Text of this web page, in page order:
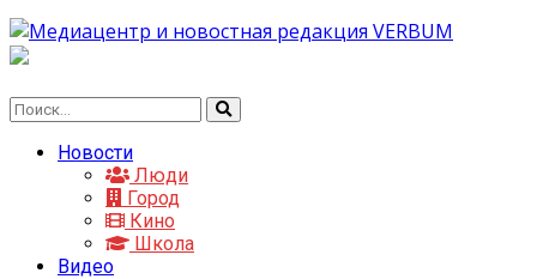
Новости
Люди
Город
Кино
Школа
Видео